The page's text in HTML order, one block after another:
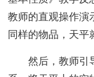
教师的直观操作演
同样的物品，天平
然后，教师引导